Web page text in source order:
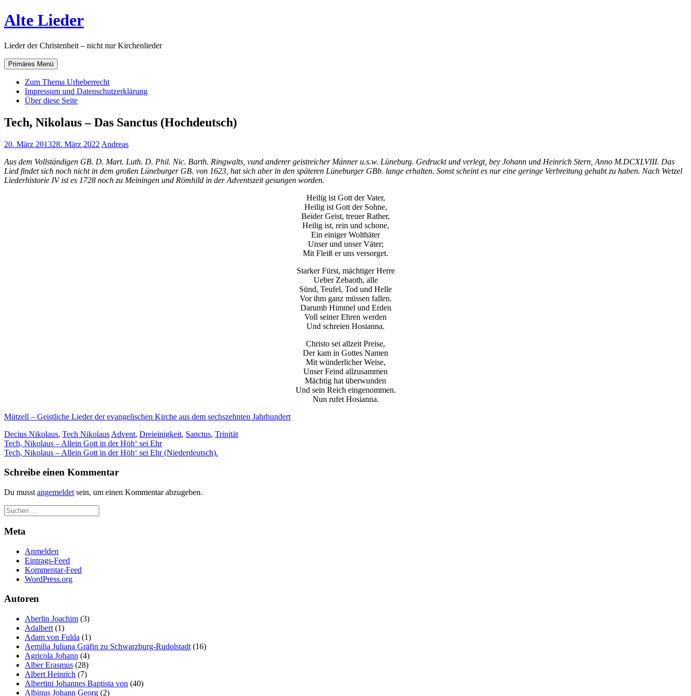
Zum
Inhalt
Alte Lieder
Lieder der Christenheit – nicht nur Kirchenlieder
Primäres Menü
Zum Thema Urheberrecht
Impressum und Datenschutzerklärung
Über diese Seite
Tech, Nikolaus – Das Sanctus (Hochdeutsch)
20. März 201328. März 2022 Andreas
Aus dem Vollständigen GB. D. Mart. Luth. D. Phil. Nic. Barth. Ringwalts, vund anderer geistreicher Männer u.s.w. Lüneburg. Gedruckt und verlegt, bey Johann und Heinrich Stern, Anno M.DCXLVIII. Das
Lied findet sich noch nicht in dem großen Lüneburger GB. von 1623, hat sich aber in den späteren Lüneburger GBb. lange erhalten. Sonst scheint es nur eine geringe Verbreitung gehabt zu haben. Nach Wetzel
Liederhistorie IV ist es 1728 noch zu Meiningen und Römhild in der Adventszeit gesungen worden.
Heilig ist Gott der Vater,
Heilig ist Gott der Sohne,
Beider Geist, treuer Rather,
Heilig ist, rein und schone,
Ein einiger Wolthäter
Unser und unser Väter;
Mit Fleiß er uns versorget.
Starker Fürst, mächtiger Herre
Ueber Zebaoth, alle
Sünd, Teufel, Tod und Helle
Vor ihm ganz müssen fallen.
Darumb Himmel und Erden
Voll seiner Ehren werden
Und schreien Hosianna.
Christo sei allzeit Preise,
Der kam in Gottes Namen
Mit wünderlicher Weise,
Unser Feind allzusammen
Mächtig hat überwunden
Und sein Reich eingenommen.
Nun rufet Hosianna.
Mützell – Geistliche Lieder der evangelischen Kirche aus dem sechszehnten Jahrhundert
Decius Nikolaus, Tech Nikolaus Advent, Dreieinigkeit, Sanctus, Trinität
Beitragsnavigation
Tech, Nikolaus – Allein Gott in der Höh‘ sei Ehr
Tech, Nikolaus – Allein Gott in der Höh‘ sei Ehr (Niederdeutsch).
Schreibe einen Kommentar
Du musst angemeldet sein, um einen Kommentar abzugeben.
Meta
Anmelden
Eintrags-Feed
Kommentar-Feed
WordPress.org
Autoren
Aberlin Joachim (3)
Adalbert (1)
Adam von Fulda (1)
Aemilia Juliana Gräfin zu Schwarzburg-Rudolstadt (16)
Agricola Johann (4)
Alber Erasmus (28)
Albert Heinrich (7)
Albertini Johannes Baptista von (40)
Albinus Johann Georg (2)